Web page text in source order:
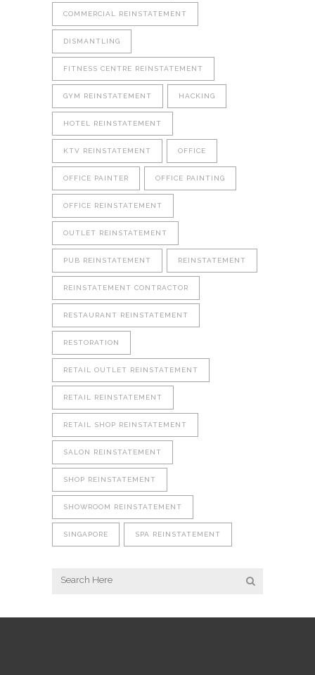
COMMERCIAL REINSTATEMENT
DISMANTLING
FITNESS CENTRE REINSTATEMENT
GYM REINSTATEMENT HACKING
HOTEL REINSTATEMENT
KTV REINSTATEMENT OFFICE
OFFICE PAINTER OFFICE PAINTING
OFFICE REINSTATEMENT
OUTLET REINSTATEMENT
PUB REINSTATEMENT REINSTATEMENT
REINSTATEMENT CONTRACTOR
RESTAURANT REINSTATEMENT
RESTORATION
RETAIL OUTLET REINSTATEMENT
RETAIL REINSTATEMENT
RETAIL SHOP REINSTATEMENT
SALON REINSTATEMENT
SHOP REINSTATEMENT
SHOWROOM REINSTATEMENT
SINGAPORE SPA REINSTATEMENT